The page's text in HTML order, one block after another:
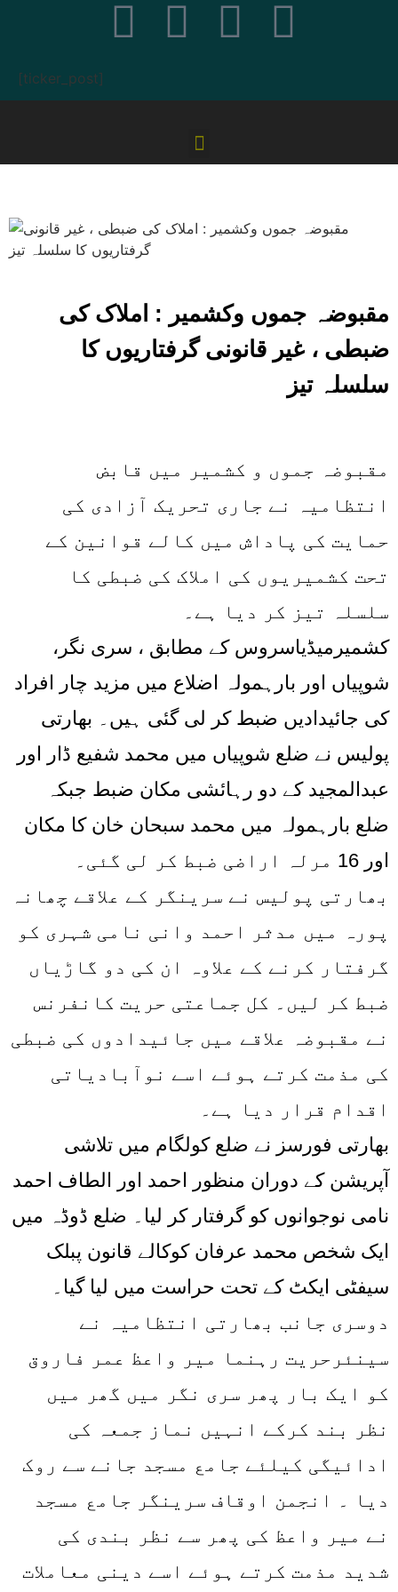
[ticker_post]
مقبوضہ جموں وکشمیر : املاک کی
ضبطی ، غیر قانونی گرفتاریوں کا
سلسلہ تیز
مقبوضہ جموں و کشمیر میں قابض
انتظامیہ نے جاری تحریک آزادی کی
حمایت کی پاداش میں کالے قوانین کے
تحت کشمیریوں کی املاک کی ضبطی کا
سلسلہ تیز کر دیا ہے۔
کشمیرمیڈیاسروس کے مطابق ، سری نگر،
شوپیاں اور بارہمولہ اضلاع میں مزید چار افراد
کی جائیدادیں ضبط کر لی گئی ہیں۔ بھارتی
پولیس نے ضلع شوپیاں میں محمد شفیع ڈار اور
عبدالمجید کے دو رہائشی مکان ضبط جبکہ
ضلع بارہمولہ میں محمد سبحان خان کا مکان
اور 16 مرلہ اراضی ضبط کر لی گئی۔
بھارتی پولیس نے سرینگر کے علاقے چھانہ
پورہ میں مدثر احمد وانی نامی شہری کو
گرفتار کرنے کے علاوہ ان کی دو گاڑیاں
ضبط کر لیں۔ کل جماعتی حریت کانفرنس
نے مقبوضہ علاقے میں جائیدادوں کی ضبطی
کی مذمت کرتے ہوئے اسے نوآبادیاتی
اقدام قرار دیا ہے۔
بھارتی فورسز نے ضلع کولگام میں تلاشی
آپریشن کے دوران منظور احمد اور الطاف احمد
نامی نوجوانوں کو گرفتار کر لیا۔ ضلع ڈوڈہ میں
ایک شخص محمد عرفان کوکالے قانون پبلک
سیفٹی ایکٹ کے تحت حراست میں لیا گیا۔
دوسری جانب بھارتی انتظامیہ نے
سینئرحریت رہنما میر واعظ عمر فاروق
کو ایک بار پھر سری نگر میں گھر میں
نظر بند کرکے انہیں نماز جمعہ کی
ادائیگی کیلئے جامع مسجد جانے سے روک
دیا ۔ انجمن اوقاف سرینگر جامع مسجد
نے میر واعظ کی پھر سے نظر بندی کی
شدید مذمت کرتے ہوئے اسے دینی معاملات